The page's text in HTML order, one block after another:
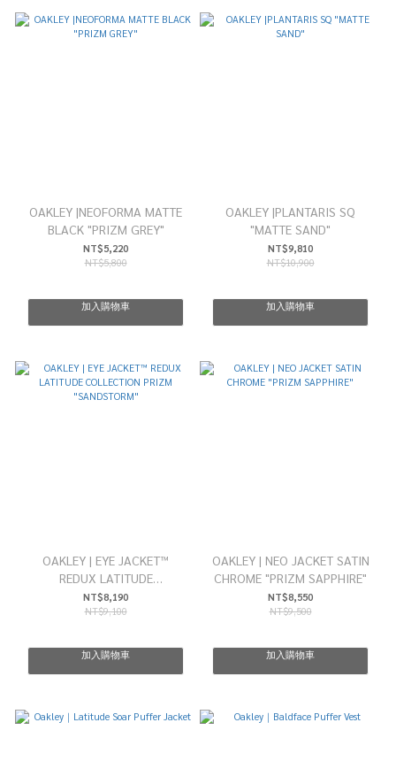
OAKLEY |NEOFORMA MATTE
BLACK "PRIZM GREY"
NT$5,220
NT$5,800
加入購物車
OAKLEY |PLANTARIS SQ
"MATTE SAND"
NT$9,810
NT$10,900
加入購物車
OAKLEY | EYE JACKET™
REDUX LATITUDE
COLLECTION PRIZM
"SANDSTORM"
NT$8,190
NT$9,100
加入購物車
OAKLEY | NEO JACKET SATIN
CHROME "PRIZM SAPPHIRE"
NT$8,550
NT$9,500
加入購物車